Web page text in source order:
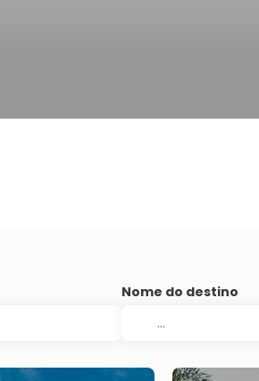
Nome do destino